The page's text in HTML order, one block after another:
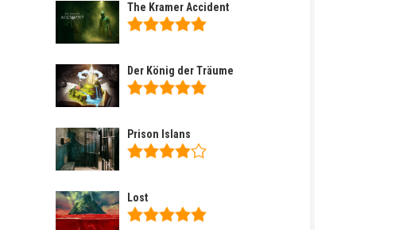
The Kramer Accident
Der König der Träume
Prison Islans
Lost